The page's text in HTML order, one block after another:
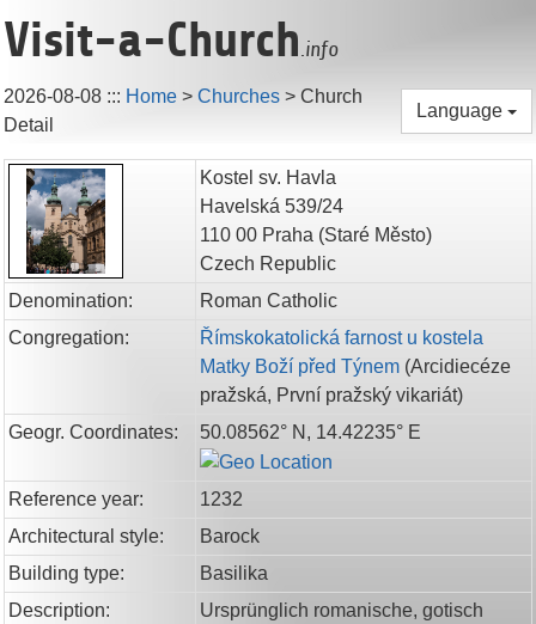
Visit-a-Church.info
2026-08-08 ::: Home > Churches > Church
Detail
Language
Kostel sv. Havla
Havelská 539/24
110 00 Praha (Staré Město)
Czech Republic
Denomination:
Roman Catholic
Congregation:
Římskokatolická farnost u kostela
Matky Boží před Týnem (Arcidiecéze
pražská, První pražský vikariát)
Geogr. Coordinates:
50.08562° N, 14.42235° E
Reference year:
1232
Architectural style:
Barock
Building type:
Basilika
Description:
Ursprünglich romanische, gotisch